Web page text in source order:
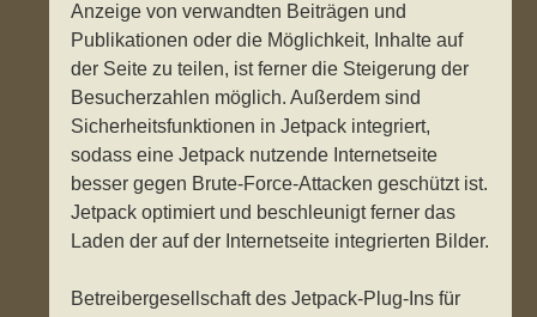
Anzeige von verwandten Beiträgen und
Publikationen oder die Möglichkeit, Inhalte auf
der Seite zu teilen, ist ferner die Steigerung der
Besucherzahlen möglich. Außerdem sind
Sicherheitsfunktionen in Jetpack integriert,
sodass eine Jetpack nutzende Internetseite
besser gegen Brute-Force-Attacken geschützt ist.
Jetpack optimiert und beschleunigt ferner das
Laden der auf der Internetseite integrierten Bilder.
Betreibergesellschaft des Jetpack-Plug-Ins für